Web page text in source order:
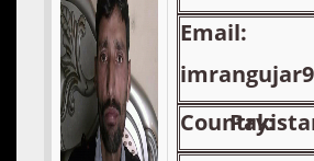
Email:
Country: